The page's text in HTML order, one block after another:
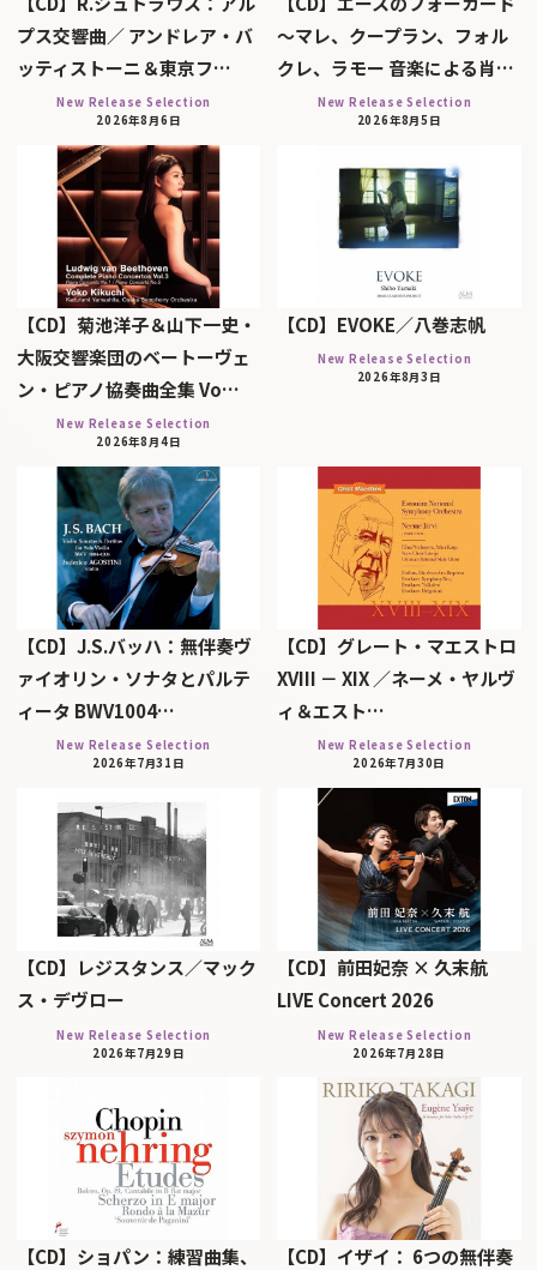
プス交響曲／ アンドレア・バ
ッティストーニ＆東京フ…
New Release Selection
2026年8月6日
～マレ、クープラン、フォル
クレ、ラモー 音楽による肖…
New Release Selection
2026年8月5日
【CD】菊池洋子＆山下一史・
大阪交響楽団のベートーヴェ
ン・ピアノ協奏曲全集 Vo…
New Release Selection
2026年8月4日
【CD】EVOKE／八巻志帆
New Release Selection
2026年8月3日
【CD】J.S.バッハ：無伴奏ヴ
ァイオリン・ソナタとパルテ
ィータ BWV1004…
New Release Selection
2026年7月31日
【CD】グレート・マエストロ
XVIII － XIX ／ネーメ・ヤルヴ
ィ＆エスト…
New Release Selection
2026年7月30日
【CD】レジスタンス／マック
ス・デヴロー
New Release Selection
2026年7月29日
【CD】前田妃奈 × 久末航
LIVE Concert 2026
New Release Selection
2026年7月28日
【CD】ショパン：練習曲集、
【CD】イザイ： 6つの無伴奏